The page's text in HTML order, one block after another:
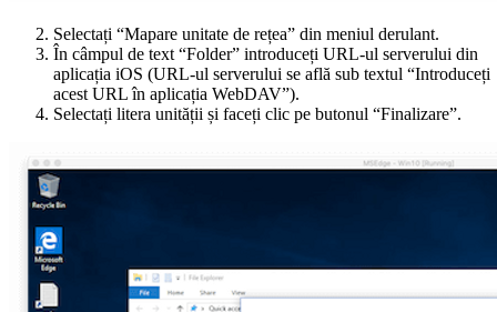
Selectați “Mapare unitate de rețea” din meniul derulant.
În câmpul de text “Folder” introduceți URL-ul serverului din
aplicația iOS (URL-ul serverului se află sub textul “Introduceți
acest URL în aplicația WebDAV”).
Selectați litera unității și faceți clic pe butonul “Finalizare”.